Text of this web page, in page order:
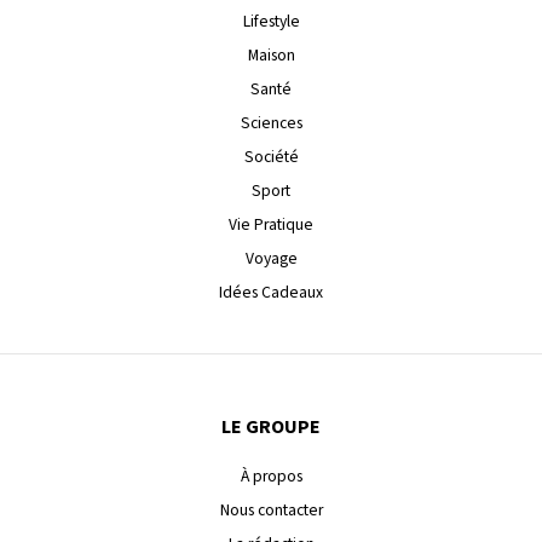
Lifestyle
Maison
Santé
Sciences
Société
Sport
Vie Pratique
Voyage
Idées Cadeaux
LE GROUPE
À propos
Nous contacter